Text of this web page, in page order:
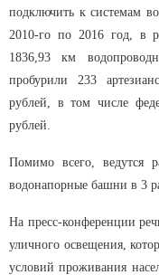
подключить к системам
2010-го по 2016 год, в
1836,93 км
пробурили 233
рублей, в том числе
рублей.
Помимо всего, ведутся
водонапорные башни в 3
На пресс-конференции
уличного освещения,
условий проживания